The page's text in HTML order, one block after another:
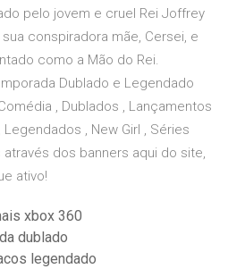
pelo jovem e cruel Rei Joffrey
conspiradora mãe, Cersei, e
como a Mão do Rei.
Dublado e Legendado
, Dublados , Lançamentos
, New Girl , Séries
dos banners aqui do site,
ativo!
xbox 360
dublado
legendado